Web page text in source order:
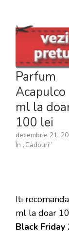
Parfum
ml la
100 lei
decembrie 21,
În „Cadouri”
Iti
ml la doar
Black Friday